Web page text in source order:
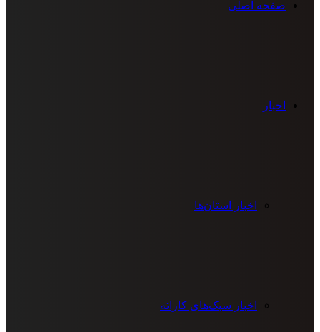
صفحه اصلی
اخبار
اخبار استان‌ها
اخبار سبک‌های کاراته